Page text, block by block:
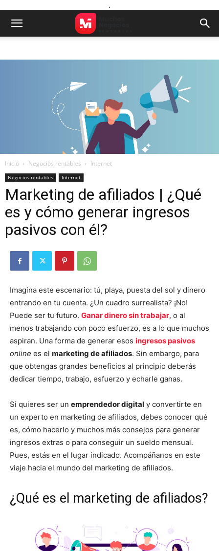
.
Inicio Negocios rentables Internet
Negocios rentables Internet
Marketing de afiliados | ¿Qué
es y cómo generar ingresos
pasivos con él?
Imagina este escenario: tú, playa, puesta del sol y dinero
entrando en tu cuenta. ¿Un cuadro surrealista? ¡No!
Puede ser tu futuro. Ganar dinero sin trabajar, o al
menos trabajando con poco esfuerzo, es a lo que muchos
aspiran. Una forma de generar esos ingresos pasivos
online es el marketing de afiliados. Sin embargo, para
que obtengas grandes beneficios al principio deberás
dedicar tiempo, trabajo, esfuerzo y echarle ganas.
Si quieres ser un emprendedor digital y convertirte en
un experto en marketing de afiliados, debes conocer qué
es, cómo hacerlo y muchos más consejos para generar
ingresos extras o para conseguir un sueldo mensual.
Pues, estás en el lugar indicado. Acompáñanos en este
viaje hacia el mundo del marketing de afiliados.
¿Qué es el marketing de afiliados?